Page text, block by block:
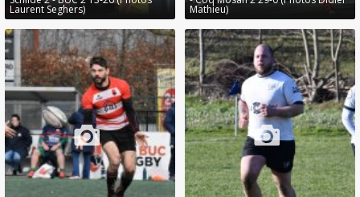
Laurent Seghers) Mathieu)